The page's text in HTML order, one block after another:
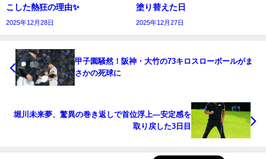
こした熱狂の理由✨
2025年12月28日
塗り替えた日
2025年12月27日
甲子園騒然！阪神・大竹の73キロスローボールがま
さかの死球に
堀川未来夢、驚異の巻き返しで首位浮上—安定感を
取り戻した3日目